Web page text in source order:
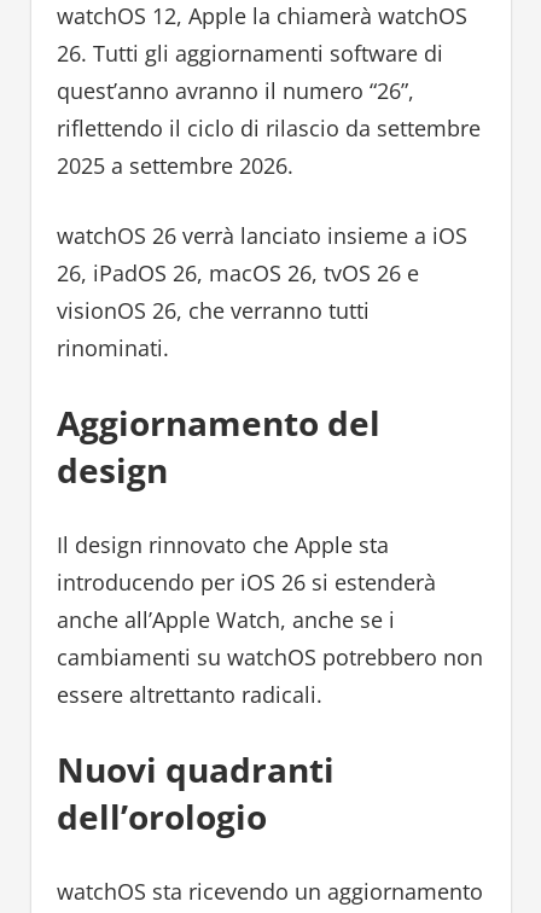
watchOS 12, Apple la chiamerà watchOS
26. Tutti gli aggiornamenti software di
quest’anno avranno il numero “26”,
riflettendo il ciclo di rilascio da settembre
2025 a settembre 2026.
watchOS 26 verrà lanciato insieme a iOS
26, iPadOS 26, macOS 26, tvOS 26 e
visionOS 26, che verranno tutti
rinominati.
Aggiornamento del
design
Il design rinnovato che Apple sta
introducendo per iOS 26 si estenderà
anche all’Apple Watch, anche se i
cambiamenti su watchOS potrebbero non
essere altrettanto radicali.
Nuovi quadranti
dell’orologio
watchOS sta ricevendo un aggiornamento